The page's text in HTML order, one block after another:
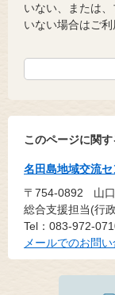
いない、または
いない場合はご利
このページに関
名田島地域交流
〒754-0892
山
総合支援担当(行
Tel：083-972-
メールでのお問